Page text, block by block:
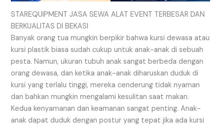
STAREQUIPMENT JASA SEWA ALAT EVENT TERBESAR DAN
BERKUALITAS DI BEKASI
Banyak orang tua mungkin berpikir bahwa kursi dewasa atau
kursi plastik biasa sudah cukup untuk anak-anak di sebuah
pesta. Namun, ukuran tubuh anak sangat berbeda dengan
orang dewasa, dan ketika anak-anak diharuskan duduk di
kursi yang terlalu tinggi, mereka cenderung tidak nyaman
dan bahkan mungkin mengalami kesulitan saat makan.
Kedua kenyamanan dan keamanan sangat penting. Anak-
anak dapat duduk dengan postur yang tepat jika ada kursi